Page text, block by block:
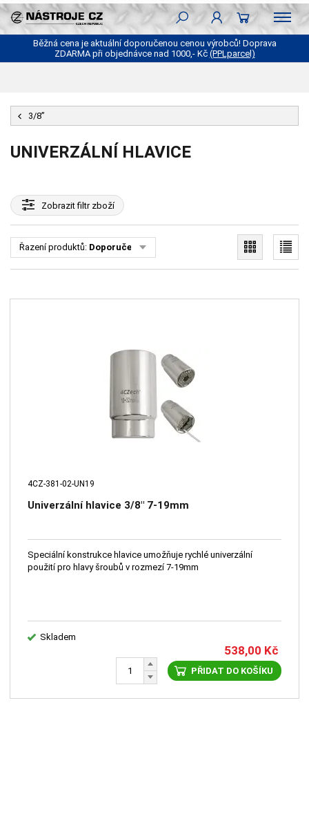
Běžná cena je aktuální doporučenou cenou výrobců! Doprava
ZDARMA při objednávce nad 1000,- Kč (PPLparcel)
3/8”
UNIVERZÁLNÍ HLAVICE
Zobrazitfiltr zboží
Řazení produktů: Doporučené
4CZ-381-02-UN19
Univerzální hlavice 3/8" 7-19mm
Speciální konstrukce hlavice umožňuje rychlé univerzální
použití pro hlavy šroubů v rozmezí 7-19mm
Skladem
538,00 Kč
PŘIDAT DO KOŠÍKU